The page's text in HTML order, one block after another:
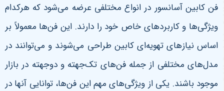
فن کابین آسانسور در انواع مختلفی عرضه می‌شود که هرکدام
ویژگی‌ها و کاربردهای خاص خود را دارند. این فن‌ها معمولاً بر
اساس نیازهای تهویه‌ای کابین طراحی می‌شوند و می‌توانند در
مدل‌های مختلفی از جمله فن‌های تک‌جهته و دو‌جهته در بازار
موجود باشند. یکی از ویژگی‌های مهم این فن‌ها، توانایی آنها در